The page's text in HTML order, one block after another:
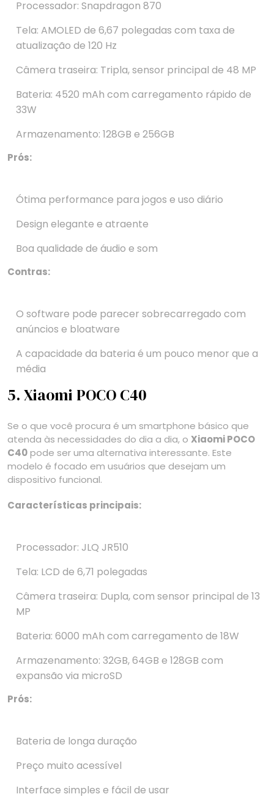
Processador: Snapdragon 870
Tela: AMOLED de 6,67 polegadas com taxa de
atualização de 120 Hz
Câmera traseira: Tripla, sensor principal de 48 MP
Bateria: 4520 mAh com carregamento rápido de
33W
Armazenamento: 128GB e 256GB
Prós:
Ótima performance para jogos e uso diário
Design elegante e atraente
Boa qualidade de áudio e som
Contras:
O software pode parecer sobrecarregado com
anúncios e bloatware
A capacidade da bateria é um pouco menor que a
média
5. Xiaomi POCO C40
Se o que você procura é um smartphone básico que
atenda às necessidades do dia a dia, o Xiaomi POCO
C40pode ser uma alternativa interessante. Este
modelo é focado em usuários que desejam um
dispositivo funcional.
Características principais:
Processador: JLQ JR510
Tela: LCD de 6,71 polegadas
Câmera traseira: Dupla, com sensor principal de 13
MP
Bateria: 6000 mAh com carregamento de 18W
Armazenamento: 32GB, 64GB e 128GB com
expansão via microSD
Prós:
Bateria de longa duração
Preço muito acessível
Interface simples e fácil de usar